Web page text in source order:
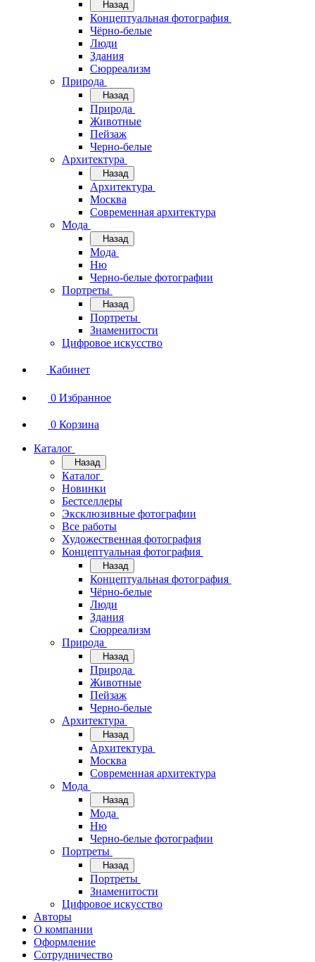
Назад
Концептуальная фотография
Чёрно-белые
Люди
Здания
Сюрреализм
Природа
Назад
Природа
Животные
Пейзаж
Черно-белые
Архитектура
Назад
Архитектура
Москва
Современная архитектура
Мода
Назад
Мода
Ню
Черно-белые фотографии
Портреты
Назад
Портреты
Знаменитости
Цифровое искусство
Кабинет
0 Избранное
0 Корзина
Каталог
Назад
Каталог
Новинки
Бестселлеры
Эксклюзивные фотографии
Все работы
Художественная фотография
Концептуальная фотография
Назад
Концептуальная фотография
Чёрно-белые
Люди
Здания
Сюрреализм
Природа
Назад
Природа
Животные
Пейзаж
Черно-белые
Архитектура
Назад
Архитектура
Москва
Современная архитектура
Мода
Назад
Мода
Ню
Черно-белые фотографии
Портреты
Назад
Портреты
Знаменитости
Цифровое искусство
Авторы
О компании
Оформление
Сотрудничество